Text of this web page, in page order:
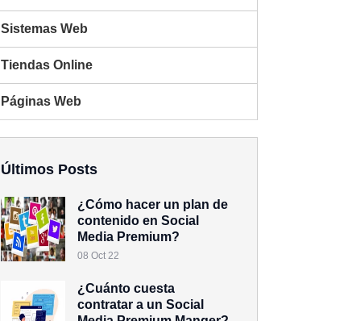
Sistemas Web
Tiendas Online
Páginas Web
Últimos Posts
¿Cómo hacer un plan de
contenido en Social
Media Premium?
08 Oct 22
¿Cuánto cuesta
contratar a un Social